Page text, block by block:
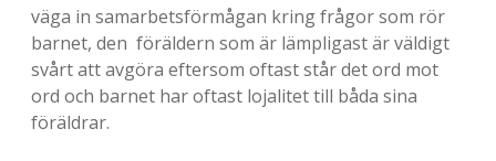
l
i
v
väga in samarbetsförmågan kring frågor som rör
barnet, den föräldern som är lämpligast är väldigt
svårt att avgöra eftersom oftast står det ord mot
ord och barnet har oftast lojalitet till båda sina
föräldrar.